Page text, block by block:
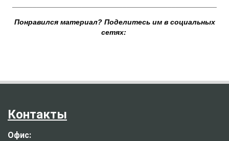
Понравился материал? Поделитесь им в социальных
сетях:
Контакты
Офис: